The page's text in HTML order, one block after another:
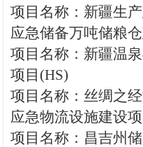
项目名称：新疆生
应急储备万吨储粮
项目名称：新疆温
项目(HS)
项目名称：丝绸之
应急物流设施建设项
项目名称：昌吉州